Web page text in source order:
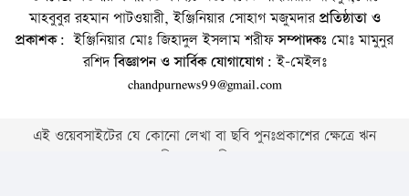
মাহবুবুর রহমান পাটওয়ারী, ইঞ্জিনিয়ার সোহাগ মজুমদারপ্রতিষ্ঠাতা ও
প্রকাশক: ইঞ্জিনিয়ার মোঃ জিহাদুল ইসলাম শরীফসম্পাদকঃ মোঃ মামুনুর
রশিদবিজ্ঞাপন ও সার্বিক যোগাযোগ: ই-মেইলঃ
chandpurnews99@gmail.com
এই ওয়েবসাইটের যে কোনো লেখা বা ছবি পুনঃপ্রকাশের ক্ষেত্রে ঋন
স্বীকার বাঞ্চনীয় ।